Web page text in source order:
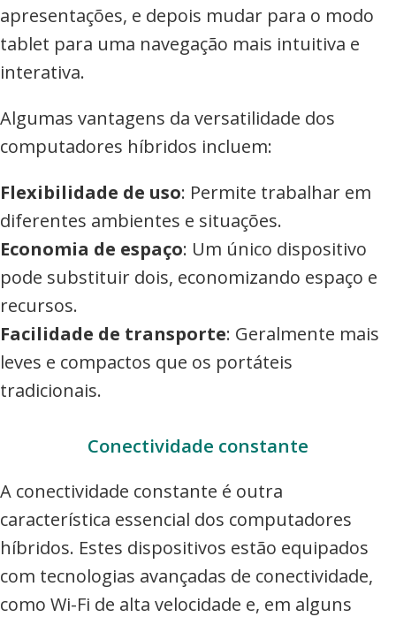
apresentações, e depois mudar para o modo
tablet para uma navegação mais intuitiva e
interativa.
Algumas vantagens da versatilidade dos
computadores híbridos incluem:
Flexibilidade de uso: Permite trabalhar em
diferentes ambientes e situações.
Economia de espaço: Um único dispositivo
pode substituir dois, economizando espaço e
recursos.
Facilidade de transporte: Geralmente mais
leves e compactos que os portáteis
tradicionais.
Conectividade constante
A conectividade constante é outra
característica essencial dos computadores
híbridos. Estes dispositivos estão equipados
com tecnologias avançadas de conectividade,
como Wi-Fi de alta velocidade e, em alguns